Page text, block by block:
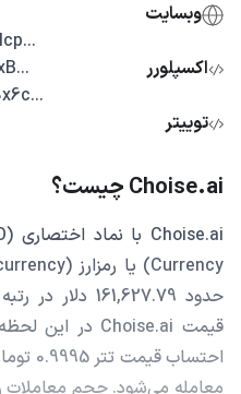
وبسایت
اکسپلورر
...https://solscan.io/token/59Mcp
...https://etherscan.io/token/0xB
...https://bscscan.com/token/0x6c
توییتر
Choise.ai چیست؟